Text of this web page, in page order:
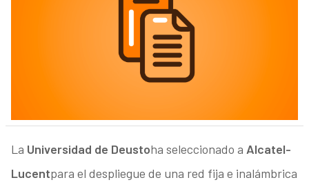
La Universidad de Deustoha seleccionado a Alcatel-
Lucentpara el despliegue de una red fija e inalámbrica